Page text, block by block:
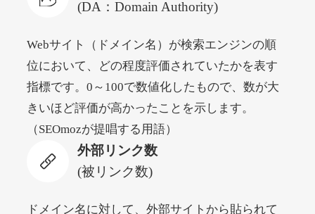
詳細を見る
詳細を見る
dog-life-jacket.com
ジャンルその他
外部リンク数393
入札 0件
(DA：Domain Authority)
Webサイト（ドメイン名）が検索エンジンの順
位において、どの程度評価されていたかを表す
指標です。0～100で数値化したもので、数が大
きいほど評価が高かったことを示します。
（SEOmozが提唱する用語）
外部リンク数
(被リンク数)
ドメイン名に対して、外部サイトから貼られて